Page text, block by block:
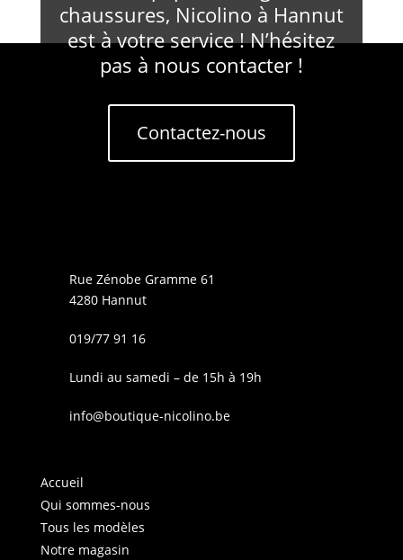
chaussures, Nicolino à Hannut
est à votre service ! N’hésitez
pas à nous contacter !
Contactez-nous
Rue Zénobe Gramme 61
4280 Hannut
019/77 91 16
Lundi au samedi – de 15h à 19h
info@boutique-nicolino.be
Accueil
Qui sommes-nous
Tous les modèles
Notre magasin